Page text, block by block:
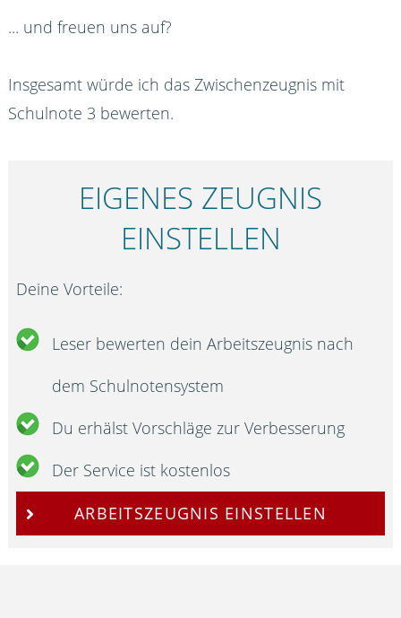
... und freuen uns auf?
Insgesamt würde ich das Zwischenzeugnis mit
Schulnote 3 bewerten.
EIGENES ZEUGNIS
EINSTELLEN
Deine Vorteile:
Leser bewerten dein Arbeitszeugnis nach
dem Schulnotensystem
Du erhälst Vorschläge zur Verbesserung
Der Service ist kostenlos
ARBEITSZEUGNIS EINSTELLEN